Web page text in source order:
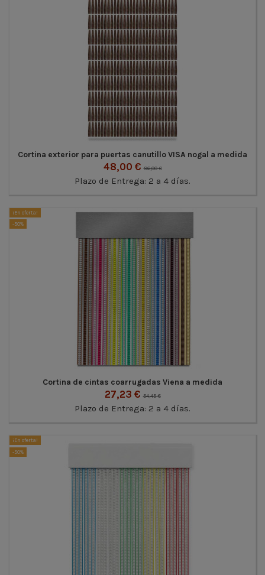
Cortina exterior para puertas canutillo VISA nogal a medida
48,00 €96,00 €
Plazo de Entrega: 2 a 4 días.
¡En oferta!
-50%
Cortina de cintas coarrugadas Viena a medida
27,23 €54,45 €
Plazo de Entrega: 2 a 4 días.
¡En oferta!
-50%